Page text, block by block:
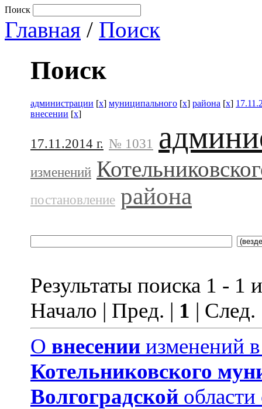
Поиск
Главная / Поиск
Поиск
администрации [x] муниципального [x] района [x]
внесении [x]
17.11.2014 г. № 1031
изменений
постановление района
Результаты поиска 1 - 1
Начало | Пред. | 1 |
О внесении изменений
Котельниковского
Волгоградской